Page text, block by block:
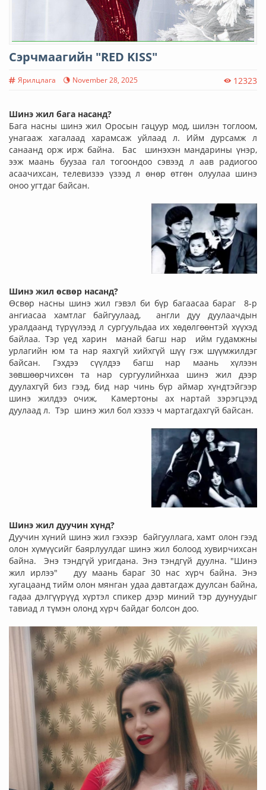
Сэрчмаагийн "RED KISS"
Ярилцлага November 28, 2025 12323
Шинэ жил бага насанд?
Бага насны шинэ жил Оросын гацуур мод, шилэн тоглоом,
унагааж хагалаад харамсаж уйлаад л. Ийм дурсамж л
санаанд орж ирж байна. Бас шинэхэн мандарины үнэр,
ээж маань буузаа гал тогоондоо сэвээд л аав радиогоо
асаачихсан, телевизээ үзээд л өнөр өтгөн олуулаа шинэ
оноо угтдаг байсан.
Шинэ жил өсвөр насанд?
Өсвөр насны шинэ жил гэвэл би бүр багаасаа бараг 8-р
ангиасаа хамтлаг байгуулаад, англи дуу дуулаачдын
уралдаанд түрүүлээд л сургуульдаа их хөдөлгөөнтэй хүүхэд
байлаа. Тэр үед харин манай багш нар ийм гудамжны
урлагийн юм та нар яахгүй хийхгүй шүү гэж шүүмжилдэг
байсан. Гэхдээ сүүлдээ багш нар маань хүлээн
зөвшөөрчихсөн та нар сургуулийнхаа шинэ жил дээр
дуулахгүй биз гээд, бид нар чинь бүр аймар хүндтэйгээр
шинэ жилдээ очиж, Камертоны ах нартай зэрэгцээд
дуулаад л. Тэр шинэ жил бол хэзээ ч мартагдахгүй байсан.
Шинэ жил дуучин хүнд?
Дуучин хүний шинэ жил гэхээр байгууллага, хамт олон гээд
олон хүмүүсийг баярлуулдаг шинэ жил болоод хувирчихсан
байна. Энэ тэндгүй уригдана. Энэ тэндгүй дуулна. "Шинэ
жил ирлээ" дуу маань бараг 30 нас хүрч байна. Энэ
хугацаанд тийм олон мянган удаа давтагдаж дуулсан байна,
гадаа дэлгүүрүүд хүртэл спикер дээр миний тэр дуунуудыг
тавиад л түмэн олонд хүрч байдаг болсон доо.